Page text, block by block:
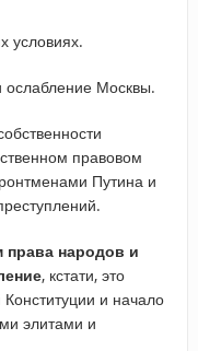
условиях.
Москвы.
правовом
Путина и
права народов и
, кстати, это
и начало
элитами и